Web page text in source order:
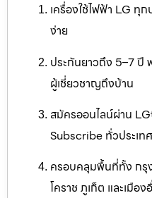
เครื่องใช้ไฟฟ้า LG ทุ
ง่าย
ประกันยาวถึง 5–7 ปี
ผู้เชี่ยวชาญถึงบ้าน
สมัครออนไลน์ผ่าน
Subscribe ทั่วประเทศ
ครอบคลุมพื้นที่ทั้ง กรุ
โคราช ภูเก็ต และเมือง